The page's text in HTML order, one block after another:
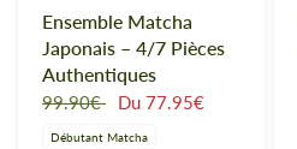
Ensemble Matcha
Japonais – 4/7 Pièces
Authentiques
99.90€ Du 77.95€
Débutant Matcha